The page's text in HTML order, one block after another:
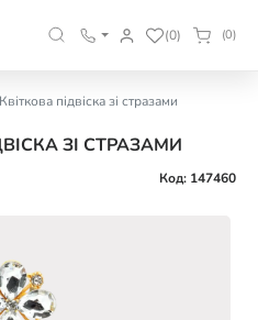
(0) (0)
підвіска зі стразами
ЗІ СТРАЗАМИ
Код: 147460